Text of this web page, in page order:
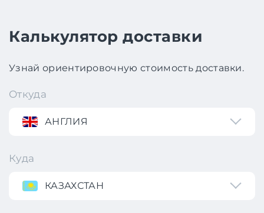
Калькулятор доставки
Узнай ориентировочную стоимость доставки.
Откуда
АНГЛИЯ
Куда
КАЗАХСТАН